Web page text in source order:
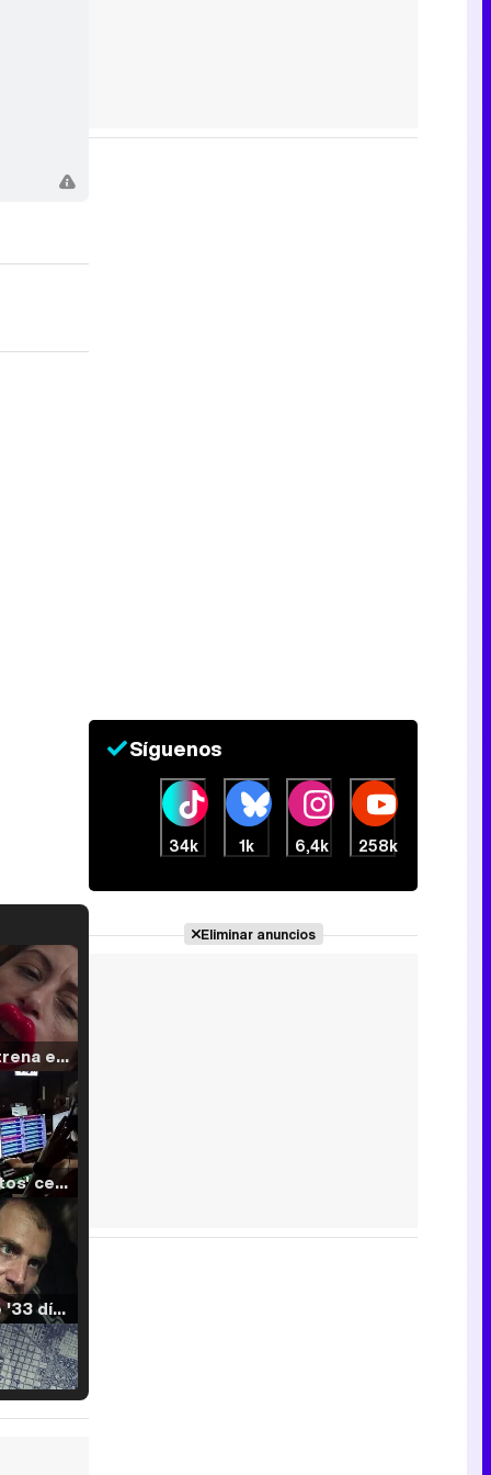
Filmin estrena el tráiler de 'Millennial Mal', su nueva comedia universitaria de la mano de Lorena Iglesias
'120 Minutos' celebra sus 2.000 programas en Telemadrid con un vídeo del día a día en la redacción
Tráiler de '33 días', la nueva serie de Atresplayer con Julián Villagrán y José Manuel Poga
Síguenos
34k 1k 6,4k 258k
Eliminar anuncios